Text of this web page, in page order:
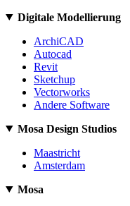
Digitale Modellierung
ArchiCAD
Autocad
Revit
Sketchup
Vectorworks
Andere Software
Mosa Design Studios
Maastricht
Amsterdam
Mosa